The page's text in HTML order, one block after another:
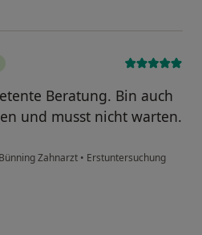
Beratung. Bin auch
und musst nicht warten.
Zahnarzt • Erstuntersuchung